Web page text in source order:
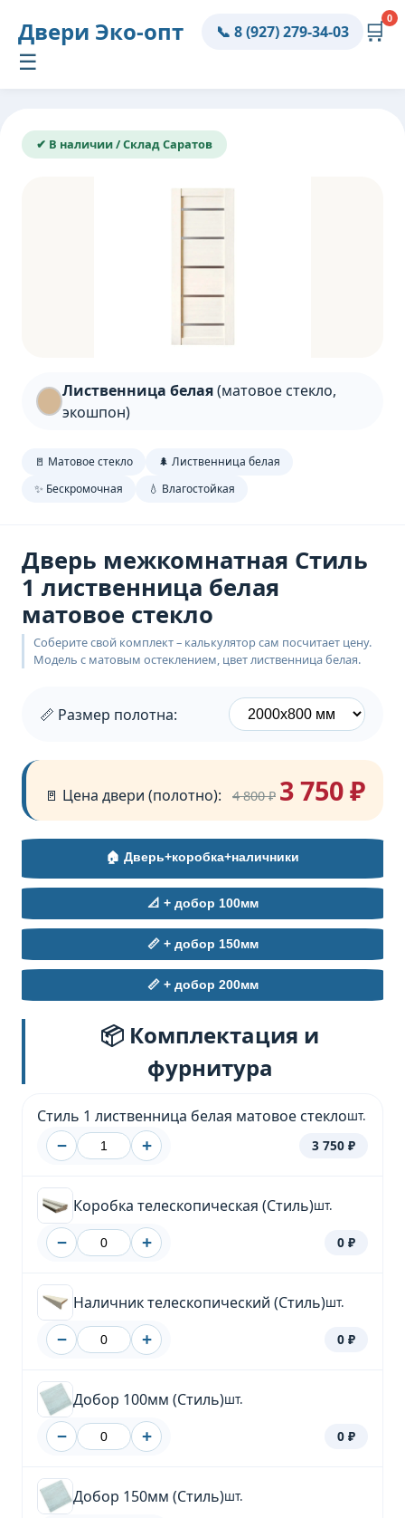
Двери Эко-опт
☰
📞 8 (927) 279-34-03 🛒
0
✔ В наличии / Склад Саратов
Лиственница белая(матовое стекло,
экошпон)
🚪 Матовое стекло
🌲 Лиственница белая
✨ Бескромочная
💧 Влагостойкая
Дверь межкомнатная Стиль
1 лиственница белая
матовое стекло
Соберите свой комплект – калькулятор сам посчитает цену.
Модель с матовым остеклением, цвет лиственница белая.
📏 Размер полотна:
🚪 Цена двери (полотно): 4 800 ₽ 3 750 ₽
🏠 Дверь+коробка+наличники
📐 + добор 100мм
📏 + добор 150мм
📏 + добор 200мм
📦 Комплектация и
фурнитура
Стиль 1 лиственница белая матовое стеклошт.
− + 3 750 ₽
Коробка телескопическая (Стиль)шт.
− + 0 ₽
Наличник телескопический (Стиль)шт.
− + 0 ₽
Добор 100мм (Стиль)шт.
− + 0 ₽
Добор 150мм (Стиль)шт.